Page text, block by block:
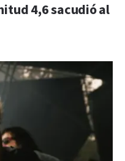
4,6 sacudió al